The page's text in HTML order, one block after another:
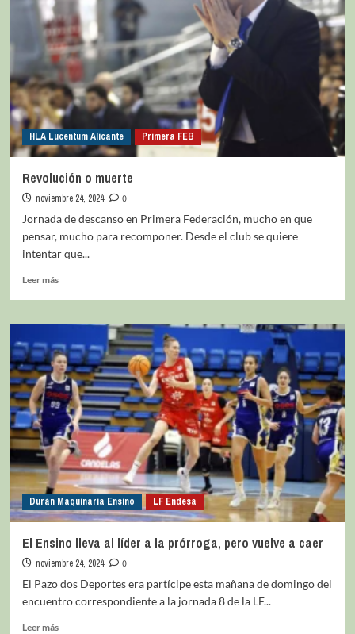
HLA Lucentum Alicante Primera FEB
Revolución o muerte
noviembre 24, 2024
0
Jornada de descanso en Primera Federación, mucho en que
pensar, mucho para recomponer. Desde el club se quiere
intentar que...
Leer más
Durán Maquinaria Ensino LF Endesa
El Ensino lleva al líder a la prórroga, pero vuelve a caer
noviembre 24, 2024
0
El Pazo dos Deportes era partícipe esta mañana de domingo del
encuentro correspondiente a la jornada 8 de la LF...
Leer más